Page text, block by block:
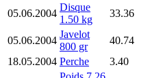
05.06.2004
Disque
1.50 kg
33.36
05.06.2004
Javelot
800 gr
40.74
18.05.2004 Perche 3.40